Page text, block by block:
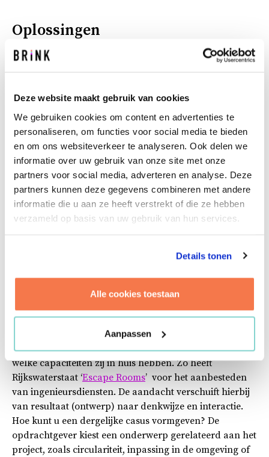
Deze website maakt gebruik van cookies
We gebruiken cookies om content en advertenties te
personaliseren, om functies voor social media te bieden
en om ons websiteverkeer te analyseren. Ook delen we
informatie over uw gebruik van onze site met onze
partners voor social media, adverteren en analyse. Deze
partners kunnen deze gegevens combineren met andere
informatie die u aan ze heeft verstrekt of die ze hebben
verzameld op basis van uw gebruik van hun services.
Details tonen
Alle cookies toestaan
Aanpassen
Oplossingen
Er bestaan diverse oplossingen om de balans te
ontwerpvisie. De architect geeft hierin een visie op
enkele thema’s en mag – op straffe van uitsluiting –
alleen bestaande beelden, principes of schema’s ter
illustratie indienen. Het ontwerp komt pas tot stand na
de gunning van de opdracht, aan de hand van
intensieve interactie tussen opdrachtgever en architect.
Desgewenst kan de opdrachtgever de Proof of Concept-
methode gebruiken. Bij deze methode, die in de ICT
veelvuldig wordt toegepast, laat de architect in een
kort gezegd –waarmaakt wat hij in de gunningsfase
opdrachtverstrekking voor de gehele opdracht.
manieren om een architect te selecteren. Denk hierbij
aan het organiseren van een casusdag in de
gunningsfase. De deelnemers laten in één dag zien
welke capaciteiten zij in huis hebben. Zo heeft
Rijkswaterstaat ‘Escape Rooms’ voor het aanbesteden
van ingenieursdiensten. De aandacht verschuift hierbij
van resultaat (ontwerp) naar denkwijze en interactie.
Hoe kunt u een dergelijke casus vormgeven? De
opdrachtgever kiest een onderwerp gerelateerd aan het
project, zoals circulariteit, inpassing in de omgeving of